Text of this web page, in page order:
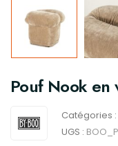
Pouf Nook
Catégories :
UGS :